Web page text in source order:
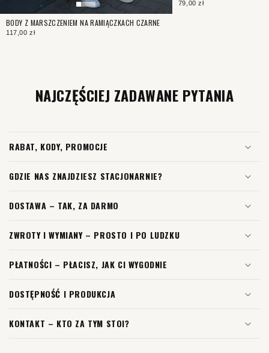
BODY Z MARSZCZENIEM NA RAMIĄCZKACH CZARNE
117,00 zł
79,00 zł
NAJCZĘŚCIEJ ZADAWANE PYTANIA
RABAT, KODY, PROMOCJE
GDZIE NAS ZNAJDZIESZ STACJONARNIE?
DOSTAWA – TAK, ZA DARMO
ZWROTY I WYMIANY – PROSTO I PO LUDZKU
PŁATNOŚCI – PŁACISZ, JAK CI WYGODNIE
DOSTĘPNOŚĆ I PRODUKCJA
KONTAKT – KTO ZA TYM STOI?